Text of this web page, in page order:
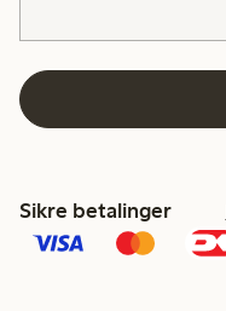
Sikre betalinger